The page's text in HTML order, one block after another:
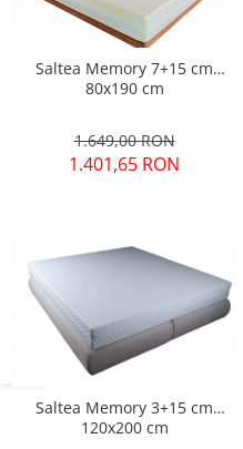
Saltea Memory 7+15 cm
80x190 cm
1.649,00 RON
1.401,65 RON
Saltea Memory 3+15 cm
120x200 cm